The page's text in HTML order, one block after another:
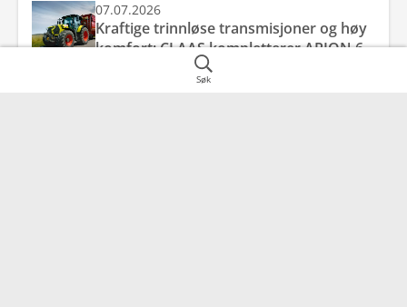
Søk
07.07.2026
Kraftige trinnløse transmisjoner og høy
komfort: CLAAS kompletterer ARION 6
CMATIC-serien